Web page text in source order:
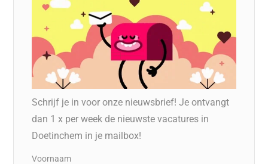
Schrijf je in voor onze nieuwsbrief! Je ontvangt
dan 1 x per week de nieuwste vacatures in
Doetinchem in je mailbox!
Voornaam